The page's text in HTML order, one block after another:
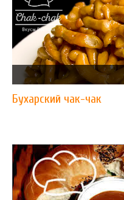
Бухарский чак-чак